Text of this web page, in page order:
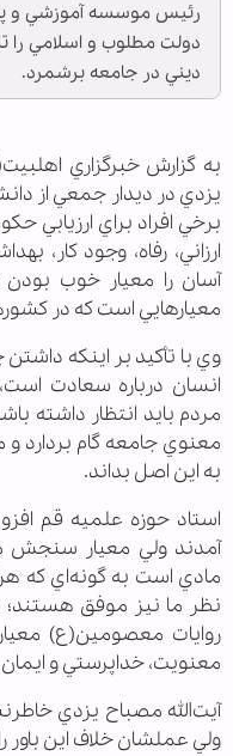
رئيس موسسه آموزشي و
دولت مطلوب و اسلامي را
ديني در جامعه برشمرد.
به گزارش خبرگزاري
يزدي در ديدار جمعي از
برخي افراد براي ارزيابي
ارزاني، رفاه، وجود كار،
آسان را معيار خوب بودن
معيار‌هايي است كه در
وي با تأكيد بر اينكه
انسان درباره سعادت
مردم بايد انتظار داشته
معنوي جامعه گام بردارد
به اين اصل بداند.
استاد حوزه علميه قم
آمدند‌ ولي معيار سنجش
مادي است به گونه‌اي كه
نظر ما نيز موفق هستند؛
روايات معصومين(ع)
معنويت، خداپرستي و
آيت‌الله مصباح يزدي
ولي عملشان خلاف اين